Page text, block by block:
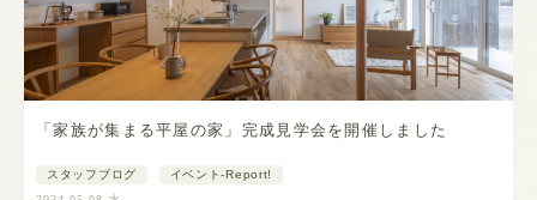
「家族が集まる平屋の家」完成見学会を開催しました
スタッフブログ
イベント-Report!